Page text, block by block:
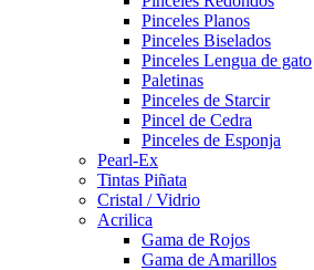
Pinceles Planos
Pinceles Biselados
Pinceles Lengua de gato
Paletinas
Pinceles de Starcir
Pincel de Cedra
Pinceles de Esponja
Pearl-Ex
Tintas Piñata
Cristal / Vidrio
Acrilica
Gama de Rojos
Gama de Amarillos